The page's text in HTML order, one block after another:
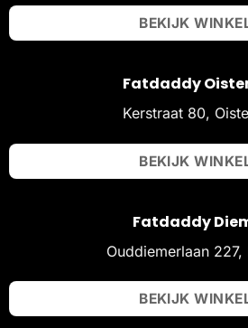
BEKIJK
Fatdaddy
Kerstraat 80,
BEKIJK
Fatdaddy
Ouddiemerlaan 227,
BEKIJK